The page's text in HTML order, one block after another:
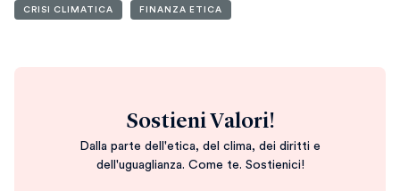
CRISI CLIMATICA FINANZA ETICA
Sostieni Valori!
Dalla parte dell'etica, del clima, dei diritti e
dell'uguaglianza. Come te. Sostienici!